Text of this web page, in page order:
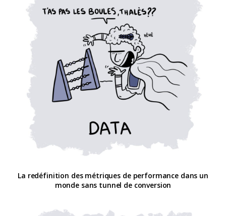
La redéfinition des métriques de performance dans un
monde sans tunnel de conversion